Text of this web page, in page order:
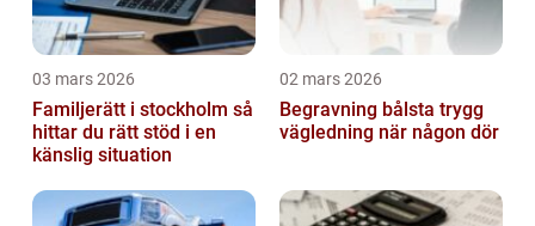
03 mars 2026
Familjerätt i stockholm så
hittar du rätt stöd i en
känslig situation
02 mars 2026
Begravning bålsta trygg
vägledning när någon dör